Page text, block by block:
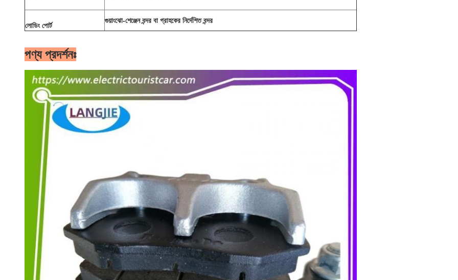
লোডিং পোর্ট
গুয়াংঝো-শেঞ্জেন বন্দর বা গ্রাহকের নির্দেশিত বন্দর
পণ্য প্রদর্শনঃ